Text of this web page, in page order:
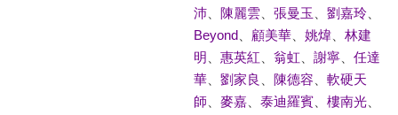
沛、 陳麗雲、 張曼玉 劉嘉玲、
Beyond、 顧美華、 姚煒、 林建
明
惠英紅 翁虹、 謝寧、 任達
華、 劉家良 陳德容
軟硬天
師、 麥嘉、 泰迪羅賓、 樓南光、